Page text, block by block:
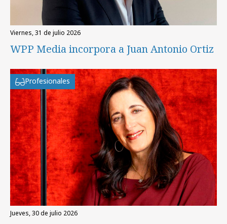
viernes, 31 de julio 2026
WPP Media incorpora a Juan Antonio Ortiz
Profesionales
jueves, 30 de julio 2026